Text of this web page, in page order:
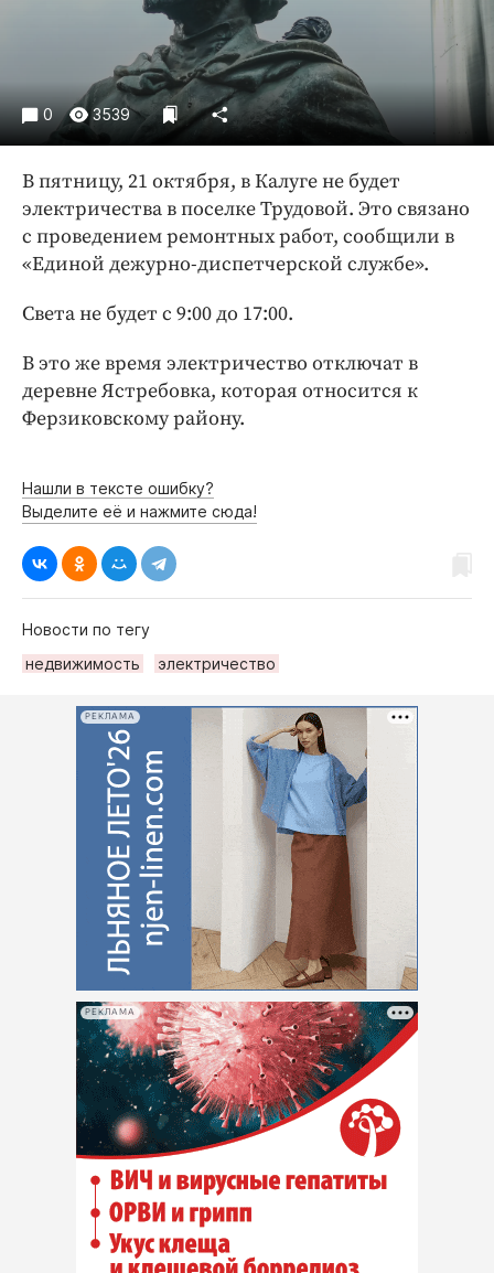
Происшествия
Спорт
Экономика и бизнес
ПРОЕКТЫ
Блоги
Издания
Медиаперсона
Клиника года
Бренд года
Работодатель года
0 3539
В пятницу, 21 октября, в Калуге не будет
электричества в поселке Трудовой. Это связано
с проведением ремонтных работ, сообщили в
«Единой дежурно-диспетчерской службе».
Света не будет с 9:00 до 17:00.
В это же время электричество отключат в
деревне Ястребовка, которая относится к
Ферзиковскому району.
Нашли в тексте ошибку?
Выделите её и нажмите сюда!
Новости по тегу
недвижимость
электричество
РЕКЛАМА
РЕКЛАМА